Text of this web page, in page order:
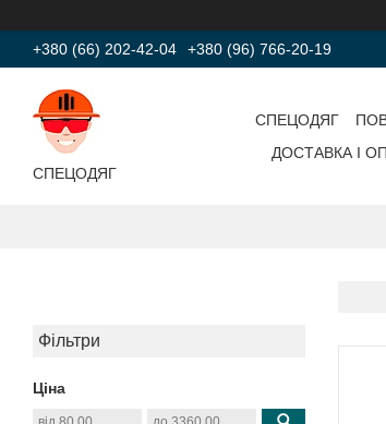
+380 (66) 202-42-04 +380 (96) 766-20-19
СПЕЦОДЯГ
СПЕЦОДЯГ
ДОСТАВКА І
Фільтри
Ціна